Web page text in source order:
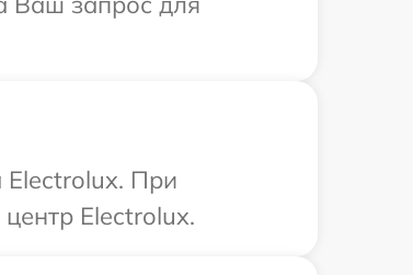
Electrolux. При
Electrolux.